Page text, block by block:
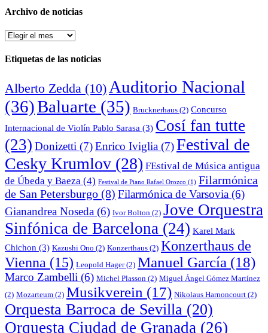
Archivo de noticias
Archivo
noticias
Etiquetas de las noticias
Alberto Zedda (10)Auditorio Nacional
(36)Baluarte (35) Brucknerhaus (2) Concurso
Internacional de Violín Pablo Sarasa (3) Cosí fan tutte
(23) Donizetti (7)Enrico Iviglia (7)Festival de
Cesky Krumlov (28) FEstival de Música antigua
de Úbeda y Baeza (4) Festival de Piano Rafael Orozco (1) Filarmónica
de San Petersburgo (8) Filarmónica de Varsovia (6)
Gianandrea Noseda (6) Ivor Bolton (2) Jove Orquestra
Sinfónica de Barcelona (24) Karel Mark
Chichon (3) Kazushi Ono (2) Konzerthaus (2) Konzerthaus de
Vienna (15) Leopold Hager(2) Manuel García (18)
Marco Zambelli (6) Michel Plasson (2) Miguel Ángel Gómez Martínez
(2) Mozarteum (2) Musikverein (17) Nikolaus Harnoncourt (2)
Orquesta Barroca de Sevilla (20)
Orquesta Ciudad de Granada (26)